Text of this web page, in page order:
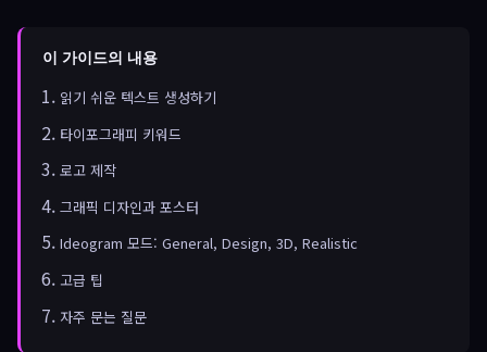
이 가이드의 내용
읽기 쉬운 텍스트 생성하기
타이포그래피 키워드
로고 제작
그래픽 디자인과 포스터
Ideogram 모드: General, Design, 3D, Realistic
고급 팁
자주 문는 질문